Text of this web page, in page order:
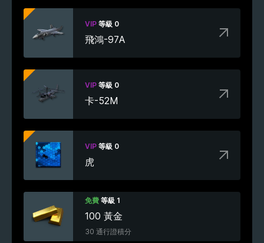
VIP 等級 0
飛鴻-97A
VIP 等級 0
卡-52M
VIP 等級 0
虎
免費 等級 1
100 黃金
30 通行證積分